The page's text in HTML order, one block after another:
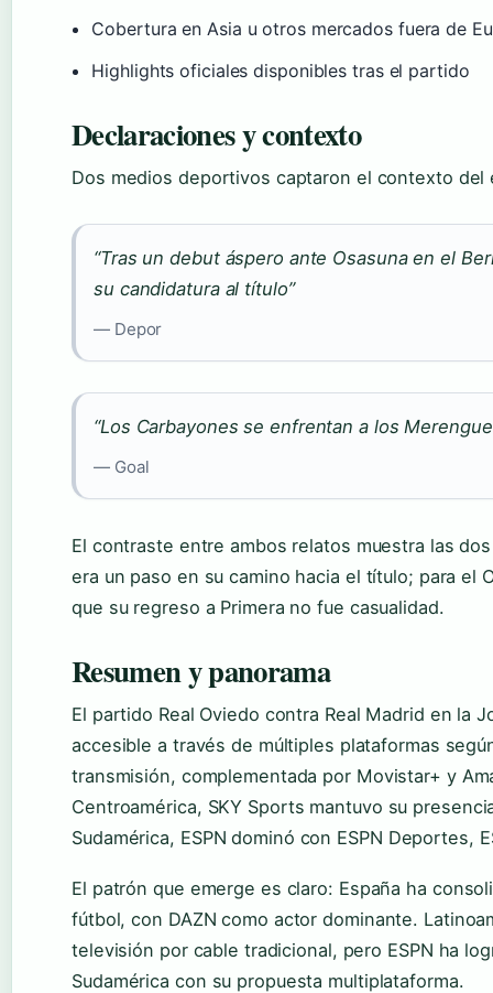
Cobertura en Asia u otros mercados fuera de
Highlights oficiales disponibles tras el partido
Declaraciones y contexto
Dos medios deportivos captaron el contexto
“Tras un debut áspero ante Osasuna en el
su candidatura al título”
— Depor
“Los Carbayones se enfrentan a los
— Goal
El contraste entre ambos relatos muestra las
era un paso en su camino hacia el título; para el
que su regreso a Primera no fue casualidad.
Resumen y panorama
El partido Real Oviedo contra Real Madrid en la
accesible a través de múltiples plataformas
transmisión, complementada por Movistar+ y
Centroamérica, SKY Sports mantuvo su
Sudamérica, ESPN dominó con ESPN Deportes,
El patrón que emerge es claro: España ha
fútbol, con DAZN como actor dominante.
televisión por cable tradicional, pero ESPN ha
Sudamérica con su propuesta multiplataforma.